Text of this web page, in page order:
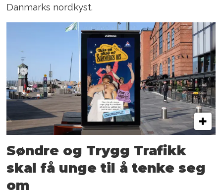
Danmarks nordkyst.
Søndre og Trygg Trafikk
skal få unge til å tenke seg
om